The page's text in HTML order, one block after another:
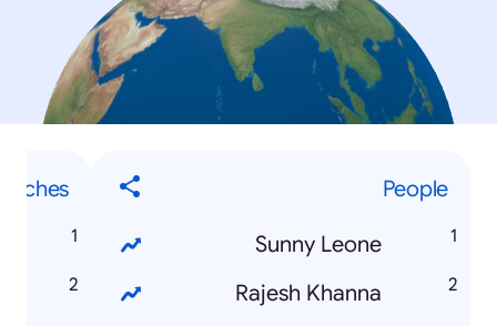
People
Sunny Leone
Rajesh Khanna